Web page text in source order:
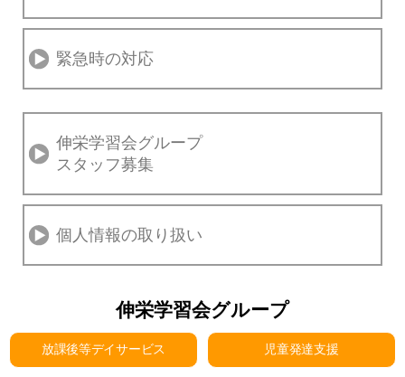
緊急時の対応
伸栄学習会グループ
スタッフ募集
個人情報の取り扱い
伸栄学習会グループ
放課後等デイサービス 児童発達支援